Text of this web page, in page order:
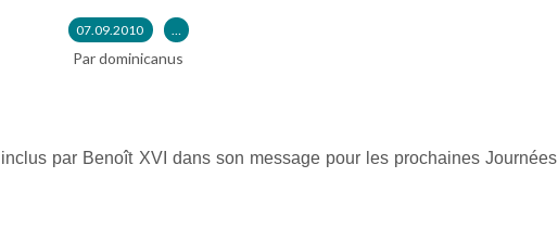
07.09.2010 …
Par dominicanus
par Benoît XVI dans son message pour les prochaines Journées